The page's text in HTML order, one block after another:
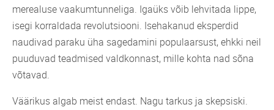
merealuse vaakumtunneliga. Igaüks võib lehvitada lippe,
isegi korraldada revolutsiooni. Isehakanud eksperdid
naudivad paraku üha sagedamini populaarsust, ehkki neil
puuduvad teadmised valdkonnast, mille kohta nad sõna
võtavad.
Väärikus algab meist endast. Nagu tarkus ja skepsiski.